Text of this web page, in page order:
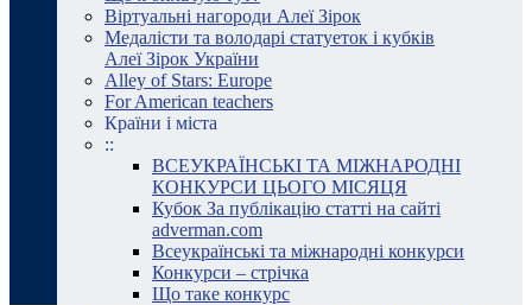
Віртуальні нагороди Алеї Зірок
Медалісти та володарі статуеток і кубків
Алеї Зірок України
Alley of Stars: Europe
For American teachers
Країни і міста
::
ВСЕУКРАЇНСЬКІ ТА МІЖНАРОДНІ
КОНКУРСИ ЦЬОГО МІСЯЦЯ
Кубок За публікацію статті на сайті
adverman.com
Всеукраїнські та міжнародні конкурси
Конкурси – стрічка
Що таке конкурс